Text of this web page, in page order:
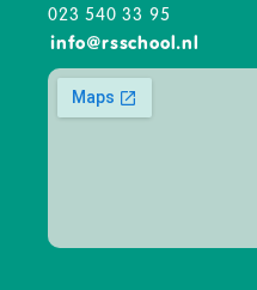
023 540 33 95
info@rsschool.nl